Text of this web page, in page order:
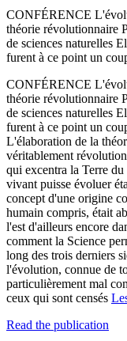
CONFÉRENCE
théorie révolutionnaire
de sciences naturelles
furent à ce point un
CONFÉRENCE
théorie révolutionnaire
de sciences naturelles
furent à ce point un
L'élaboration de la
véritablement
qui excentra la Terre
vivant puisse évoluer
concept d'une origine
humain compris, était
l'est d'ailleurs encore
comment la Science
long des trois derniers
l'évolution, connue de
particulièrement mal
ceux qui sont censés
Read the publication